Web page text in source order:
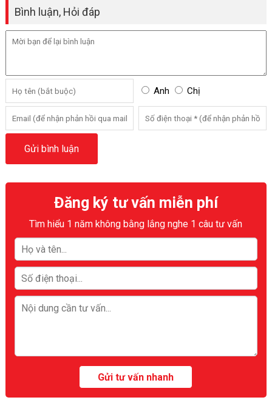
Bình luận, Hỏi đáp
Anh Chị
Đăng ký tư vấn miễn phí
Tìm hiểu 1 năm không bằng lắng nghe 1 câu tư vấn